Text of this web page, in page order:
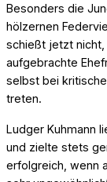
Besonders die
hölzernen
schießt jetzt nicht,
aufgebrachte
selbst bei
treten.
Ludger Kuhmann
und zielte stets
erfolgreich, wenn